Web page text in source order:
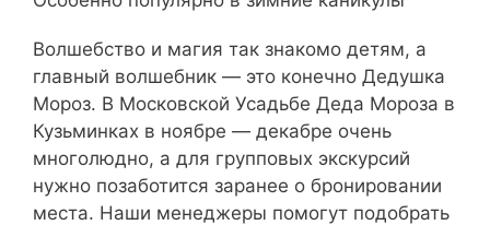
Волшебство и магия так знакомо детям, а
главный волшебник — это конечно Дедушка
Мороз. В Московской Усадьбе Деда Мороза в
Кузьминках в ноябре — декабре очень
многолюдно, а для групповых экскурсий
нужно позаботится заранее о бронировании
места. Наши менеджеры помогут подобрать